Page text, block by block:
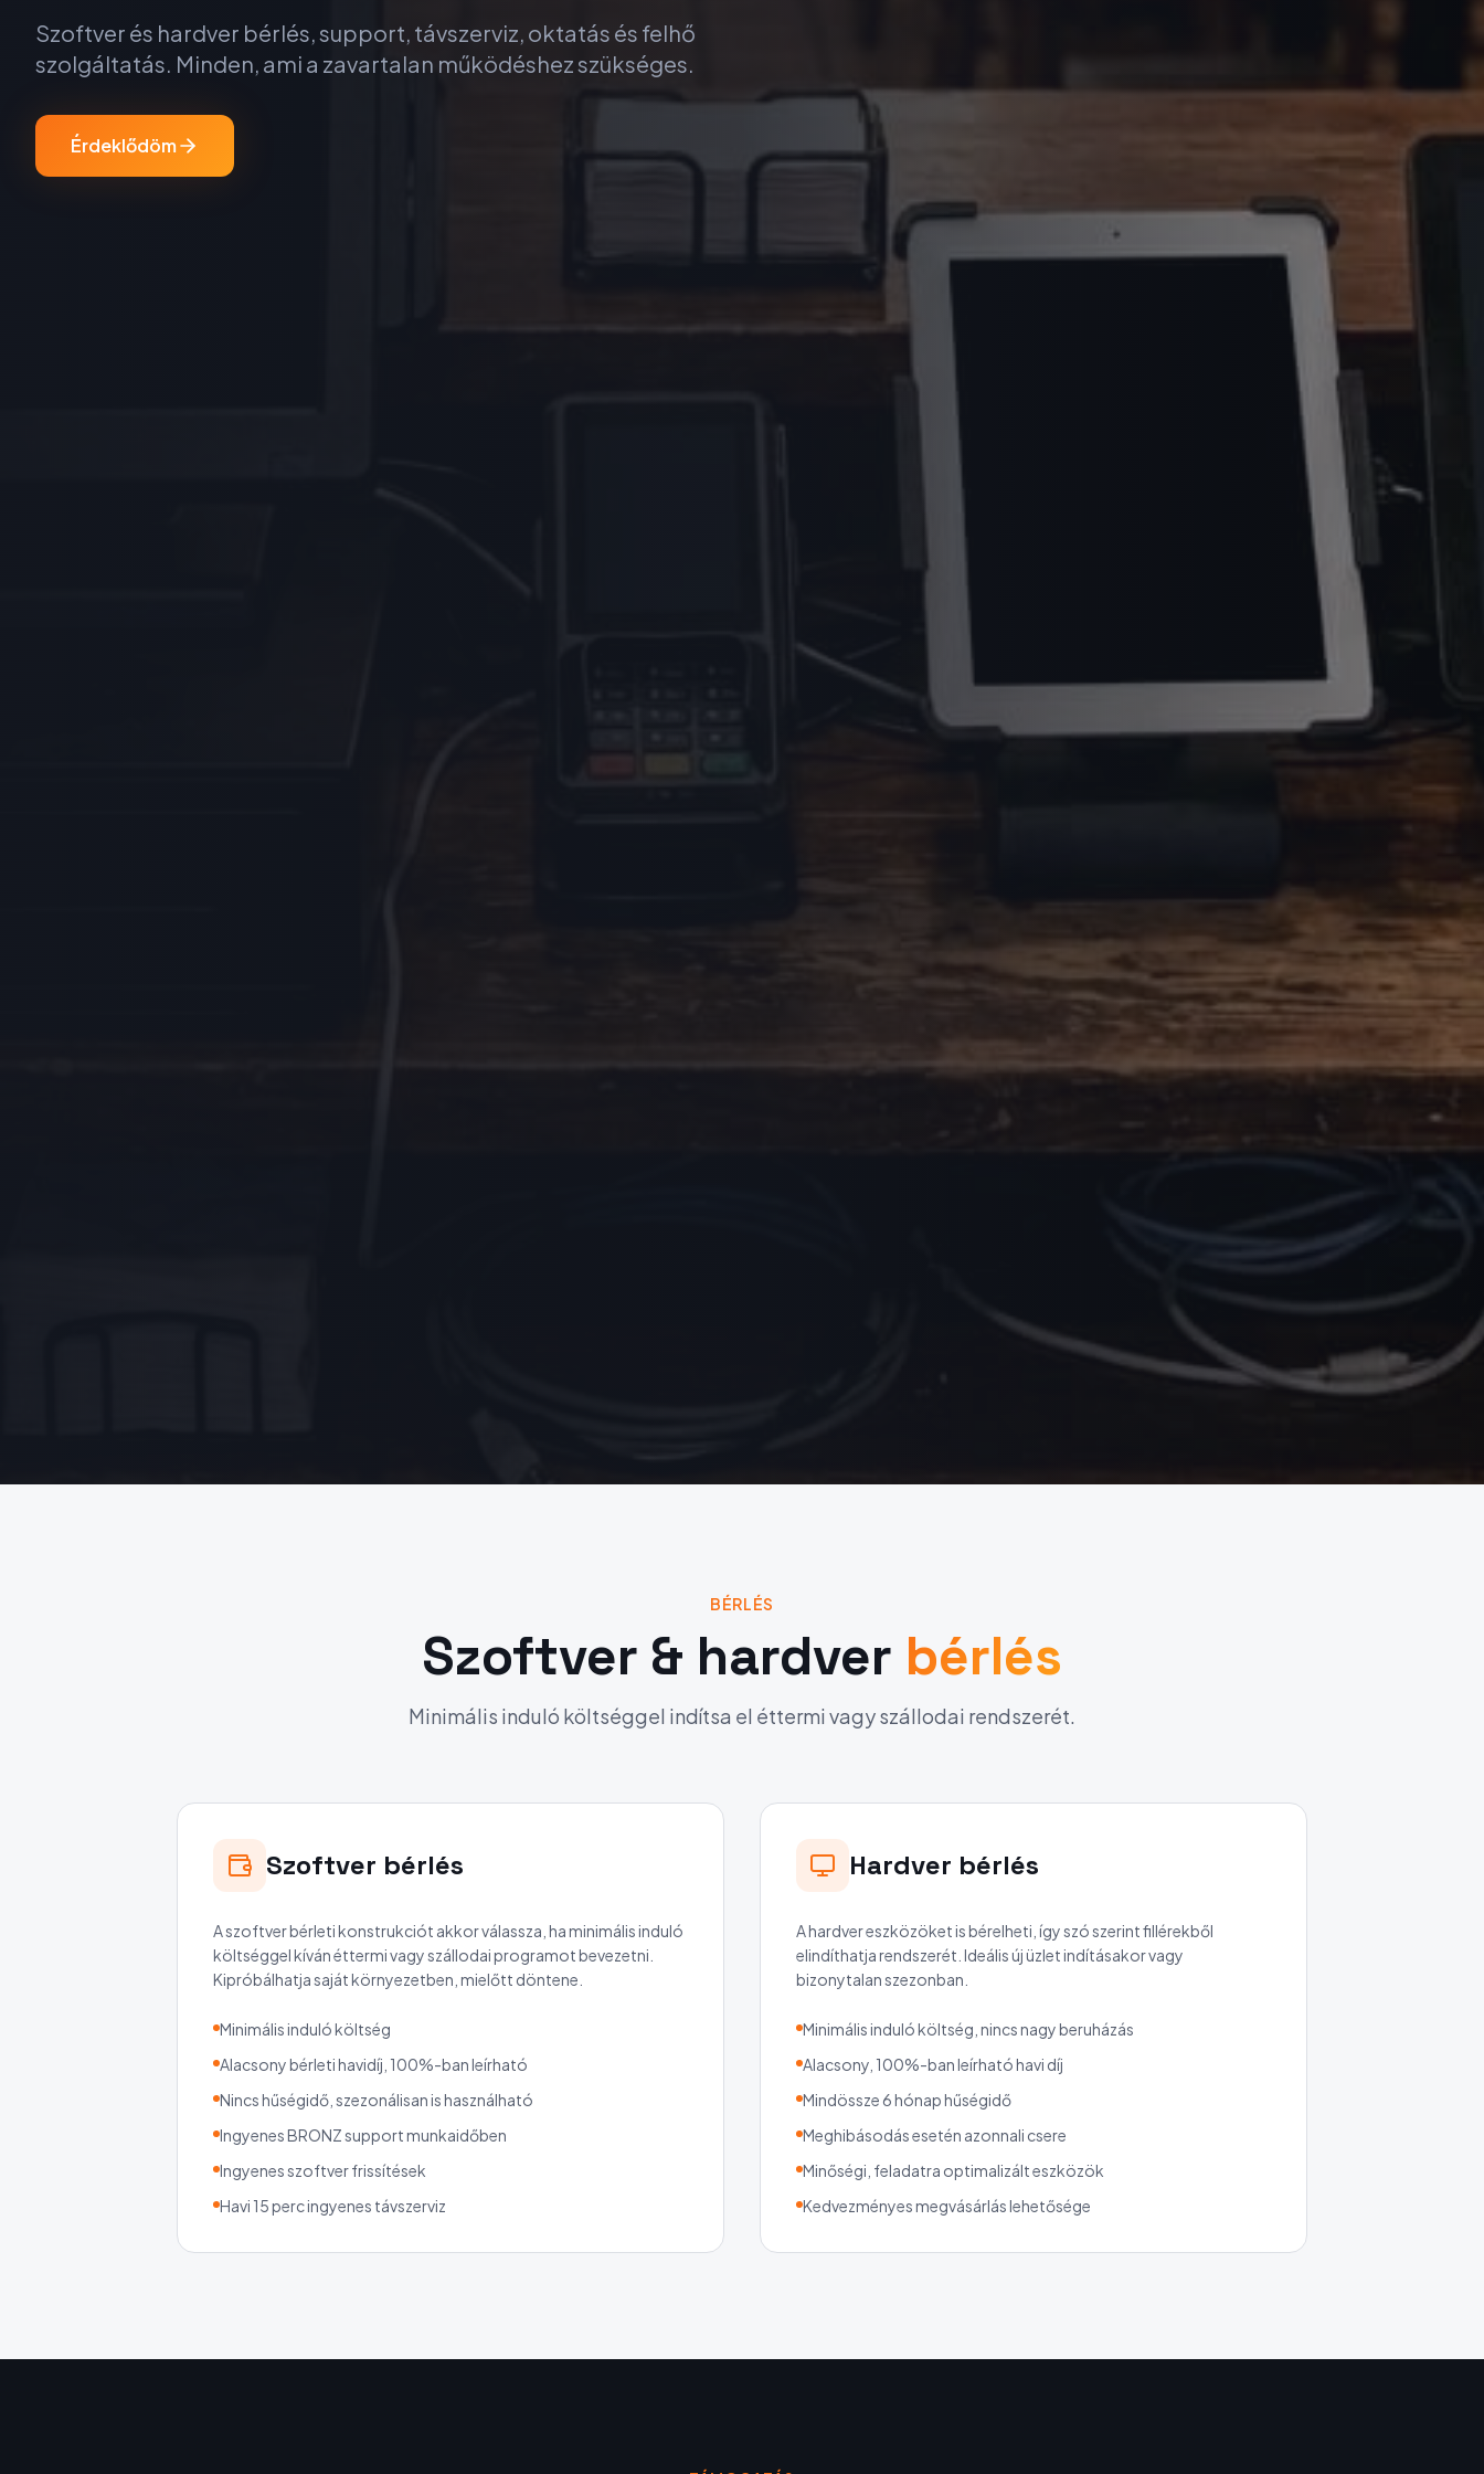
Szoftver és hardver bérlés, support, távszerviz, oktatás és felhő
szolgáltatás. Minden, ami a zavartalan működéshez szükséges.
Érdeklődöm
BÉRLÉS
Szoftver & hardver bérlés
Minimális induló költséggel indítsa el éttermi vagy szállodai rendszerét.
Szoftver bérlés
A szoftver bérleti konstrukciót akkor válassza, ha minimális induló
költséggel kíván éttermi vagy szállodai programot bevezetni.
Kipróbálhatja saját környezetben, mielőtt döntene.
Minimális induló költség
Alacsony bérleti havidíj, 100%-ban leírható
Nincs hűségidő, szezonálisan is használható
Ingyenes BRONZ support munkaidőben
Ingyenes szoftver frissítések
Havi 15 perc ingyenes távszerviz
Hardver bérlés
A hardver eszközöket is bérelheti, így szó szerint fillérekből
elindíthatja rendszerét. Ideális új üzlet indításakor vagy
bizonytalan szezonban.
Minimális induló költség, nincs nagy beruházás
Alacsony, 100%-ban leírható havi díj
Mindössze 6 hónap hűségidő
Meghibásodás esetén azonnali csere
Minőségi, feladatra optimalizált eszközök
Kedvezményes megvásárlás lehetősége